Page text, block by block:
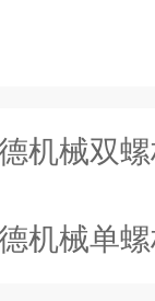
械双螺杆挤
机械单